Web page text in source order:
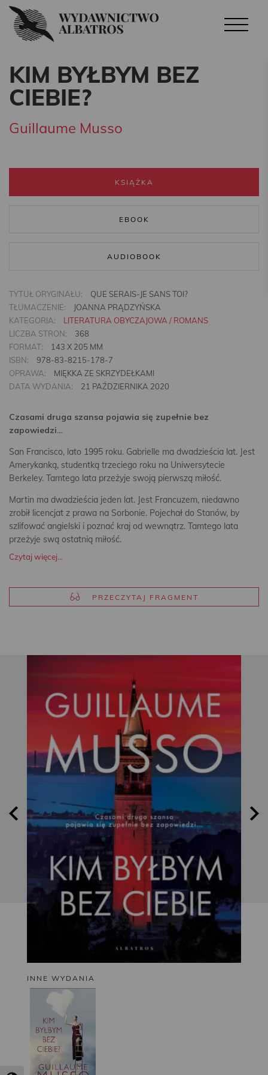
KIM BYŁBYM BEZ
CIEBIE?
Guillaume Musso
KSIĄŻKA
EBOOK
AUDIOBOOK
TYTUŁ ORYGINAŁU:
QUE SERAIS-JE SANS TOI?
TŁUMACZENIE:
JOANNA PRĄDZYŃSKA
KATEGORIA:
LITERATURA OBYCZAJOWA / ROMANS
LICZBA STRON:
368
FORMAT:
143 X 205 MM
ISBN:
978-83-8215-178-7
OPRAWA:
MIĘKKA ZE SKRZYDEŁKAMI
DATA WYDANIA:
21 PAŹDZIERNIKA 2020
Czasami druga szansa pojawia się zupełnie bez
zapowiedzi…
San Francisco, lato 1995 roku. Gabrielle ma dwadzieścia lat. Jest
Amerykanką, studentką trzeciego roku na Uniwersytecie
Berkeley. Tamtego lata przeżyje swoją pierwszą miłość.
Martin ma dwadzieścia jeden lat. Jest Francuzem, niedawno
zrobił licencjat z prawa na Sorbonie. Pojechał do Stanów, by
szlifować angielski i poznać kraj od wewnątrz. Tamtego lata
przeżyje swą ostatnią miłość.
Czytaj więcej...
PRZECZYTAJ FRAGMENT
INNE WYDANIA